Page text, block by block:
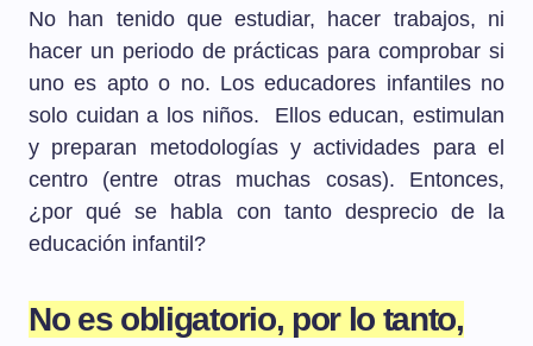
No han tenido que estudiar, hacer trabajos, ni
hacer un periodo de prácticas para comprobar si
uno es apto o no. Los educadores infantiles no
solo cuidan a los niños. Ellos educan, estimulan
y preparan metodologías y actividades para el
centro (entre otras muchas cosas). Entonces,
¿por qué se habla con tanto desprecio de la
educación infantil?
No es obligatorio, por lo tanto,